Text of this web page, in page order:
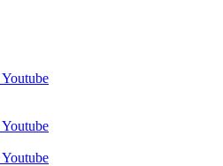
Youtube
Youtube
Youtube